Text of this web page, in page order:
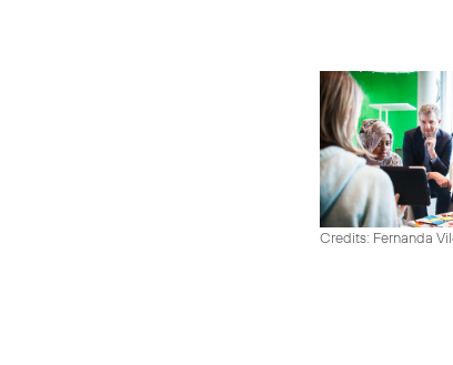
Credits: Fernanda